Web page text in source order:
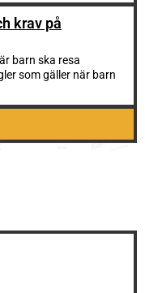
krav på
barn ska resa
som gäller när barn